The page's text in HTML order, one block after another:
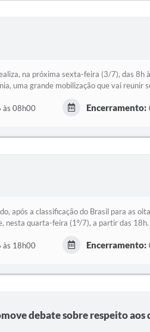
na próxima sexta-feira (3/7), das 8h
uma grande mobilização que vai reunir
08h00 Encerramento:
após a classificação do Brasil para as
nesta quarta-feira (1º/7), a partir das
18h00 Encerramento:
debate sobre respeito aos